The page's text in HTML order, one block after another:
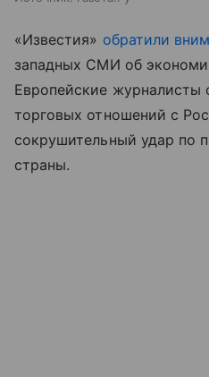
«Известия» обратили
западных СМИ об
Европейские журналисты
торговых отношений с
сокрушительный удар по
страны.